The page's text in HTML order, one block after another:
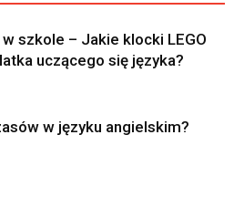
szkole – Jakie klocki LEGO
uczącego się języka?
w języku angielskim?